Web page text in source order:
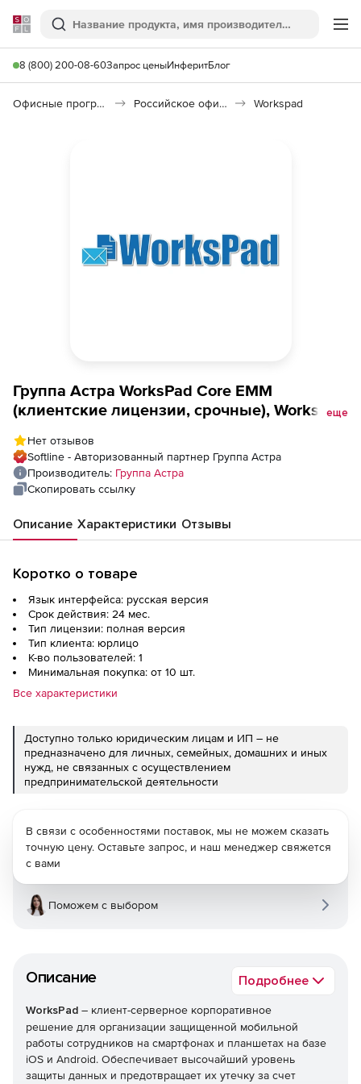
Softline
Поиск
8 (800) 200-08-60Запрос ценыИнферитБлог
Офисные программы Российское офисное ПО (Импортозамещение) Workspad
Группа Астра WorksPad Core EMM
(клиентские лицензии, срочные), WorksPad
пользователя, сроком на 24 мес.
еще
Нет отзывов
Softline - Авторизованный партнер Группа Астра
Производитель: Группа Астра
Скопировать ссылку
Описание Характеристики Отзывы
Коротко о товаре
Язык интерфейса: русская версия
Срок действия: 24 мес.
Тип лицензии: полная версия
Тип клиента: юрлицо
К-во пользователей: 1
Минимальная покупка: от 10 шт.
Все характеристики
Доступно только юридическим лицам и ИП – не
предназначено для личных, семейных, домашних и иных
нужд, не связанных с осуществлением
предпринимательской деятельности
Описание Подробнее
WorksPad – клиент-серверное корпоративное
решение для организации защищенной мобильной
работы сотрудников на смартфонах и планшетах на базе
iOS и Android. Обеспечивает высочайший уровень
защиты данных и предотвращает их утечку за счет
В связи с особенностями поставок, мы не можем сказать
точную цену. Оставьте запрос, и наш менеджер свяжется
с вами
Поможем с выбором